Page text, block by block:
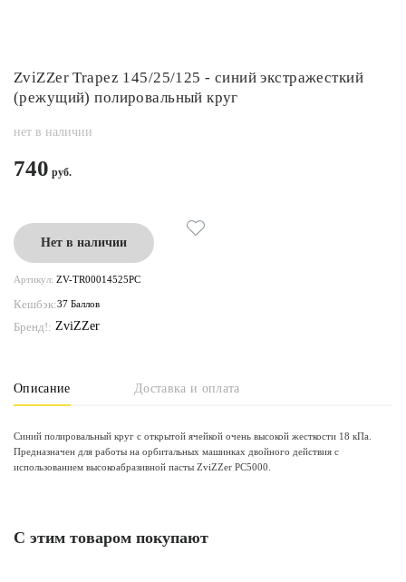
ZviZZer Trapez 145/25/125 - синий экстражесткий
(режущий) полировальный круг
нет в наличии
740
Нет в наличии
Артикул: ZV-TR00014525PC
Кешбэк:37 Баллов
Бренд!: ZviZZer
Описание Доставка и оплата
Синий полировальный круг с открытой ячейкой очень высокой жесткости 18 кПа.
Предназначен для работы на орбитальных машинках двойного действия с
использованием высокоабразивной пасты ZviZZer PC5000.
С этим товаром покупают